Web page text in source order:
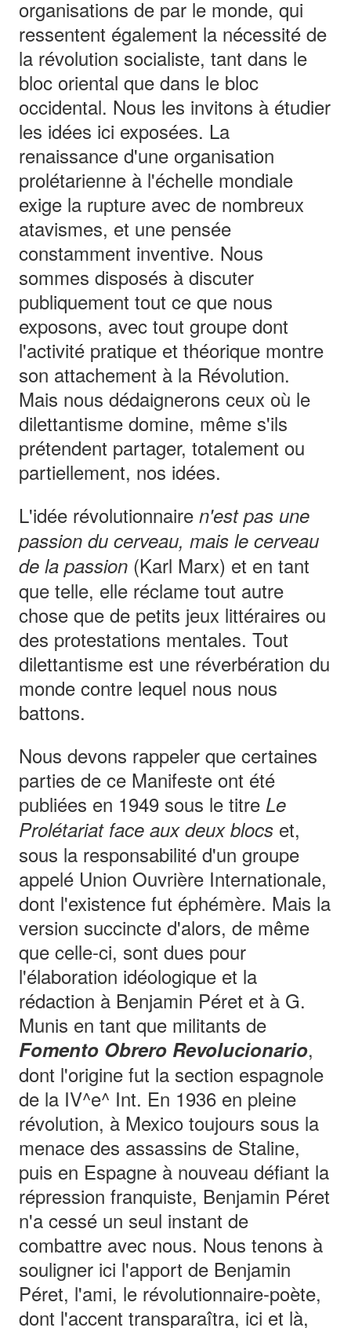
organisations de par le monde, qui
ressentent également la nécessité de
la révolution socialiste, tant dans le
bloc oriental que dans le bloc
occidental. Nous les invitons à étudier
les idées ici exposées. La
renaissance d'une organisation
prolétarienne à l'échelle mondiale
exige la rupture avec de nombreux
atavismes, et une pensée
constamment inventive. Nous
sommes disposés à discuter
publiquement tout ce que nous
exposons, avec tout groupe dont
l'activité pratique et théorique montre
son attachement à la Révolution.
Mais nous dédaignerons ceux où le
dilettantisme domine, même s'ils
prétendent partager, totalement ou
partiellement, nos idées.
L'idée révolutionnaire n'est pas une
passion du cerveau, mais le cerveau
de la passion (Karl Marx) et en tant
que telle, elle réclame tout autre
chose que de petits jeux littéraires ou
des protestations mentales. Tout
dilettantisme est une réverbération du
monde contre lequel nous nous
battons.
Nous devons rappeler que certaines
parties de ce Manifeste ont été
publiées en 1949 sous le titre Le
Prolétariat face aux deux blocs et,
sous la responsabilité d'un groupe
appelé Union Ouvrière Internationale,
dont l'existence fut éphémère. Mais la
version succincte d'alors, de même
que celle-ci, sont dues pour
l'élaboration idéologique et la
rédaction à Benjamin Péret et à G.
Munis en tant que militants de
Fomento Obrero Revolucionario,
dont l'origine fut la section espagnole
de la IV^e^ Int. En 1936 en pleine
révolution, à Mexico toujours sous la
menace des assassins de Staline,
puis en Espagne à nouveau défiant la
répression franquiste, Benjamin Péret
n'a cessé un seul instant de
combattre avec nous. Nous tenons à
souligner ici l'apport de Benjamin
Péret, l'ami, le révolutionnaire-poète,
dont l'accent transparaîtra, ici et là,